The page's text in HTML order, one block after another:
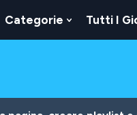
Categorie
Show
Submenu
Tutti I